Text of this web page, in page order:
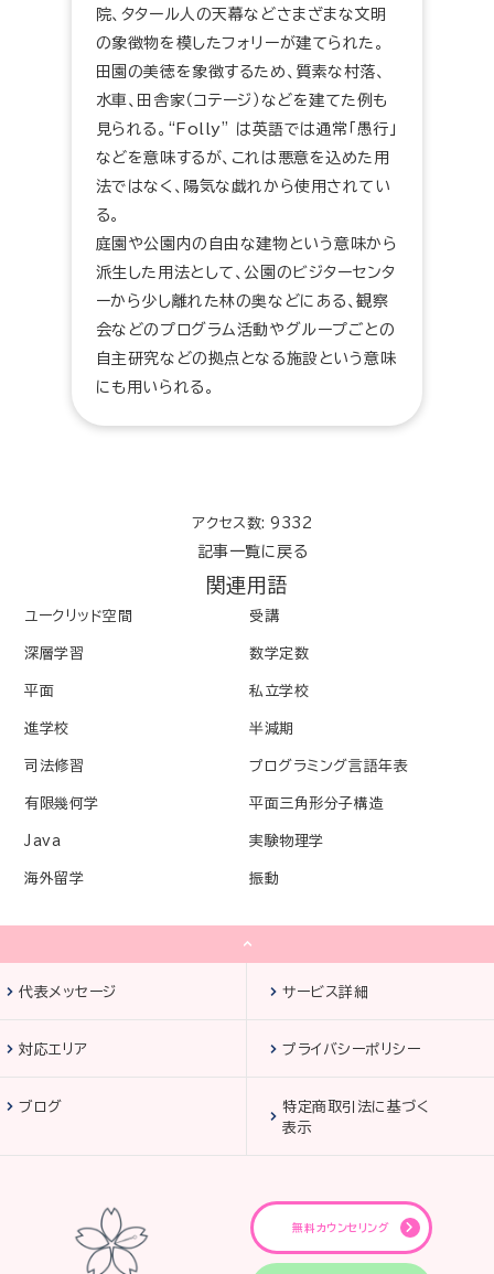
院、タタール人の天幕などさまざまな文明
の象徴物を模したフォリーが建てられた。
田園の美徳を象徴するため、質素な村落、
水車、田舎家（コテージ）などを建てた例も
見られる。“Folly” は英語では通常「愚行」
などを意味するが、これは悪意を込めた用
法ではなく、陽気な戯れから使用されてい
る。
庭園や公園内の自由な建物という意味から
派生した用法として、公園のビジターセンタ
ーから少し離れた林の奥などにある、観察
会などのプログラム活動やグループごとの
自主研究などの拠点となる施設という意味
にも用いられる。
アクセス数: 9332
記事一覧に戻る
関連用語
ユークリッド空間 受講
深層学習 数学定数
平面 私立学校
進学校 半減期
司法修習 プログラミング言語年表
有限幾何学 平面三角形分子構造
Java 実験物理学
海外留学 振動
代表メッセージ サービス詳細
対応エリア プライバシーポリシー
ブログ
特定商取引法に基づく
表示
無料カウンセリング